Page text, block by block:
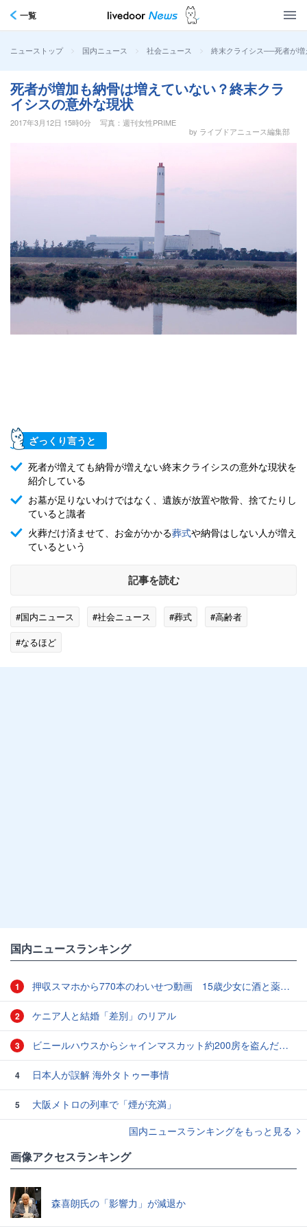
一覧
ニューストップ > 国内ニュース > 社会ニュース > 終末クライシス──死者が増
死者が増加も納骨は増えていない？終末クラ
イシスの意外な現状
2017年3月12日 15時0分
写真：週刊女性PRIME
by ライブドアニュース編集部
ざっくり言うと
死者が増えても納骨が増えない終末クライシスの意外な現状を
紹介している
お墓が足りないわけではなく、遺族が放置や散骨、捨てたりし
ていると識者
火葬だけ済ませて、お金がかかる葬式や納骨はしない人が増え
ているという
記事を読む
#国内ニュース #社会ニュース #葬式
#高齢者
#なるほど
国内ニュースランキング
1 押収スマホから770本のわいせつ動画 15歳少女に酒と薬飲ませ性的暴行か 54歳男を再逮捕 「薬もありますよ」とSNSで誘い出し
2 ケニア人と結婚「差別」のリアル
3 ビニールハウスからシャインマスカット約200房を盗んだ疑い ネットで販売か 無職の男（42）逮捕 岡山県警
4 日本人が誤解 海外タトゥー事情
5
大阪メトロの列車で「煙が充満」
国内ニュースランキングをもっと見る
画像アクセスランキング
森喜朗氏の「影響力」が減退か